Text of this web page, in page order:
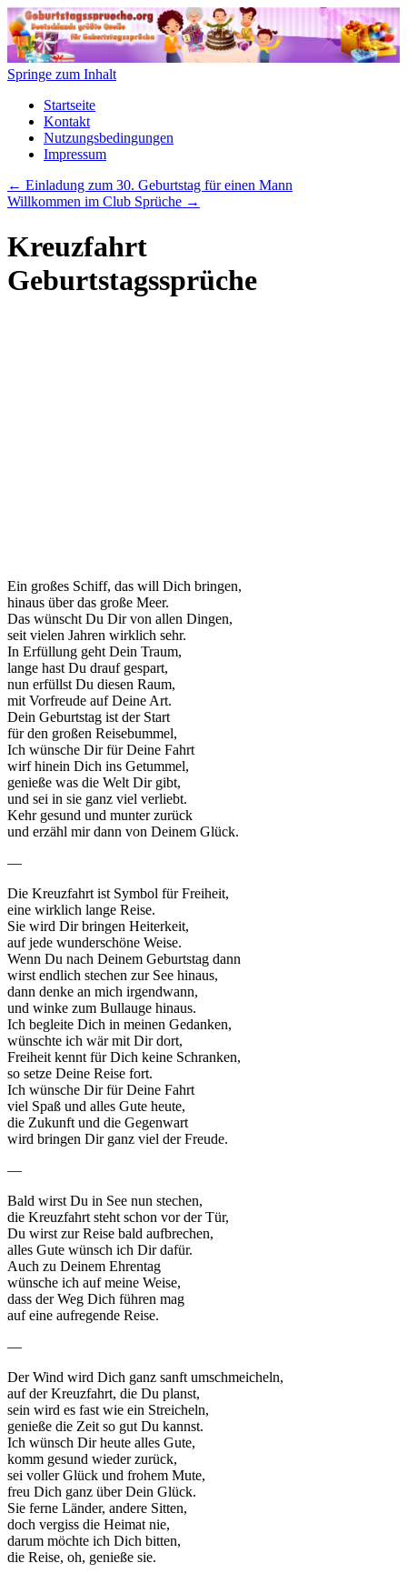
Springe zum Inhalt
Startseite
Kontakt
Nutzungsbedingungen
Impressum
← Einladung zum 30. Geburtstag für einen Mann
Willkommen im Club Sprüche →
Kreuzfahrt
Geburtstagssprüche
Ein großes Schiff, das will Dich bringen,
hinaus über das große Meer.
Das wünscht Du Dir von allen Dingen,
seit vielen Jahren wirklich sehr.
In Erfüllung geht Dein Traum,
lange hast Du drauf gespart,
nun erfüllst Du diesen Raum,
mit Vorfreude auf Deine Art.
Dein Geburtstag ist der Start
für den großen Reisebummel,
Ich wünsche Dir für Deine Fahrt
wirf hinein Dich ins Getummel,
genieße was die Welt Dir gibt,
und sei in sie ganz viel verliebt.
Kehr gesund und munter zurück
und erzähl mir dann von Deinem Glück.
—
Die Kreuzfahrt ist Symbol für Freiheit,
eine wirklich lange Reise.
Sie wird Dir bringen Heiterkeit,
auf jede wunderschöne Weise.
Wenn Du nach Deinem Geburtstag dann
wirst endlich stechen zur See hinaus,
dann denke an mich irgendwann,
und winke zum Bullauge hinaus.
Ich begleite Dich in meinen Gedanken,
wünschte ich wär mit Dir dort,
Freiheit kennt für Dich keine Schranken,
so setze Deine Reise fort.
Ich wünsche Dir für Deine Fahrt
viel Spaß und alles Gute heute,
die Zukunft und die Gegenwart
wird bringen Dir ganz viel der Freude.
—
Bald wirst Du in See nun stechen,
die Kreuzfahrt steht schon vor der Tür,
Du wirst zur Reise bald aufbrechen,
alles Gute wünsch ich Dir dafür.
Auch zu Deinem Ehrentag
wünsche ich auf meine Weise,
dass der Weg Dich führen mag
auf eine aufregende Reise.
—
Der Wind wird Dich ganz sanft umschmeicheln,
auf der Kreuzfahrt, die Du planst,
sein wird es fast wie ein Streicheln,
genieße die Zeit so gut Du kannst.
Ich wünsch Dir heute alles Gute,
komm gesund wieder zurück,
sei voller Glück und frohem Mute,
freu Dich ganz über Dein Glück.
Sie ferne Länder, andere Sitten,
doch vergiss die Heimat nie,
darum möchte ich Dich bitten,
die Reise, oh, genieße sie.